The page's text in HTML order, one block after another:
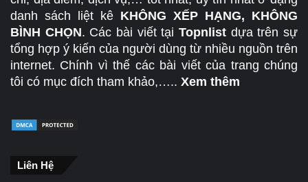
danh sách liệt kê KHÔNG XẾP HẠNG, KHÔNG
BÌNH CHỌN. Các bài viết tạiTopnlist dựa trên sự
tổng hợp ý kiến của người dùng từ nhiều nguồn trên
internet. Chính vì thế các bài viết của trang chúng
tôi có mục đích tham khảo,….. Xem thêm
Liên Hệ